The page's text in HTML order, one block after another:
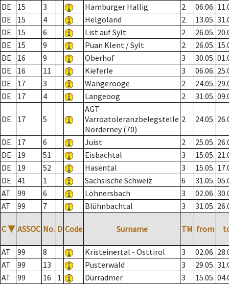
DE
15 3 Hamburger Hallig 2 06.06.
DE
15 4 Helgoland 2 13.05.
DE
15 6 List auf Sylt 2 26.05.
DE
15 9 Puan Klent / Sylt 2 26.05.
DE
16 9 Oberhof 3 30.05.
DE
16 11 Kieferle 3 06.06.
DE
17 3 Wangerooge 2 24.05.
DE
17 4 Langeoog 2 31.05.
DE 17 5
AGT
Varroatoleranzbelegstelle
Norderney (70)
2 24.05.
DE 17 6 Juist 2 25.05.
DE
19 51 Eisbachtal 3 15.05.
DE
19 52 Hasental 3 15.05.
DE
41 1 Sächsische Schweiz 6 31.05.
AT
99 6 Löhnersbach 3 02.06.
AT
99 7 Blühnbachtal 3 31.05.
C ▼ ASSOC No. D Code Surname TM from
AT 99 8 Kristeinertal - Osttirol 3 02.06.
AT
99 13 Pusterwald 3 29.05.
AT
99 16 1 Dürradmer 3 15.05.